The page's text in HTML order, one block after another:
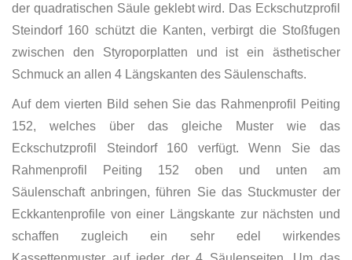
der quadratischen Säule geklebt wird. Das Eckschutzprofil
Steindorf 160 schützt die Kanten, verbirgt die Stoßfugen
zwischen den Styroporplatten und ist ein ästhetischer
Schmuck an allen 4 Längskanten des Säulenschafts.
Auf dem vierten Bild sehen Sie das Rahmenprofil Peiting
152, welches über das gleiche Muster wie das
Eckschutzprofil Steindorf 160 verfügt. Wenn Sie das
Rahmenprofil Peiting 152 oben und unten am
Säulenschaft anbringen, führen Sie das Stuckmuster der
Eckkantenprofile von einer Längskante zur nächsten und
schaffen zugleich ein sehr edel wirkendes